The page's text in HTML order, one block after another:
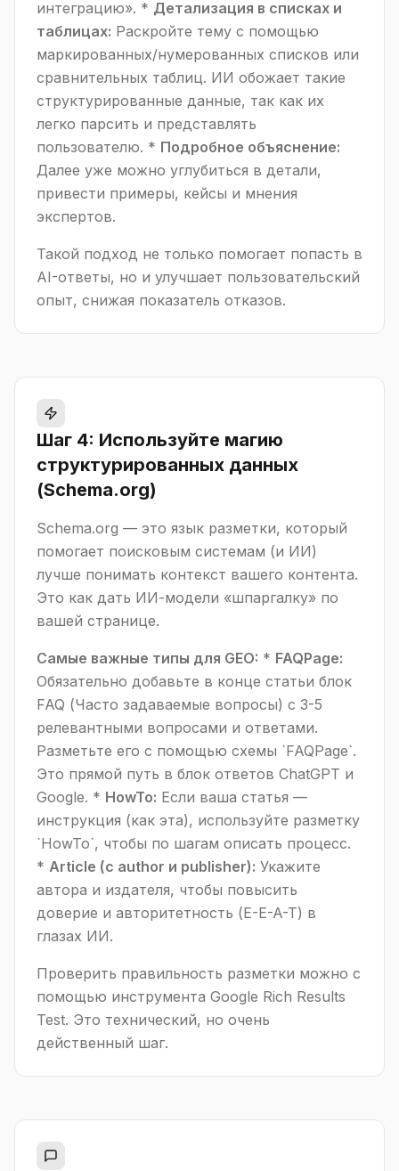
интеграцию». * Детализация в списках и
таблицах: Раскройте тему с помощью
маркированных/нумерованных списков или
сравнительных таблиц. ИИ обожает такие
структурированные данные, так как их
легко парсить и представлять
пользователю. * Подробное объяснение:
Далее уже можно углубиться в детали,
привести примеры, кейсы и мнения
экспертов.
Такой подход не только помогает попасть в
AI-ответы, но и улучшает пользовательский
опыт, снижая показатель отказов.
Шаг 4: Используйте магию
структурированных данных
(Schema.org)
Schema.org — это язык разметки, который
помогает поисковым системам (и ИИ)
лучше понимать контекст вашего контента.
Это как дать ИИ-модели «шпаргалку» по
вашей странице.
Самые важные типы для GEO: * FAQPage:
Обязательно добавьте в конце статьи блок
FAQ (Часто задаваемые вопросы) с 3-5
релевантными вопросами и ответами.
Разметьте его с помощью схемы `FAQPage`.
Это прямой путь в блок ответов ChatGPT и
Google. * HowTo: Если ваша статья —
инструкция (как эта), используйте разметку
`HowTo`, чтобы по шагам описать процесс.
* Article (с author и publisher): Укажите
автора и издателя, чтобы повысить
доверие и авторитетность (E-E-A-T) в
глазах ИИ.
Проверить правильность разметки можно с
помощью инструмента Google Rich Results
Test. Это технический, но очень
действенный шаг.